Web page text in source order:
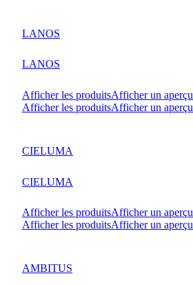
LANOS
LANOS
Afficher les produitsAfficher un aperçu
Afficher les produitsAfficher un aperçu
CIELUMA
CIELUMA
Afficher les produitsAfficher un aperçu
Afficher les produitsAfficher un aperçu
AMBITUS